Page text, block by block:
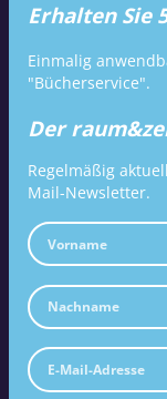
Erhalten Sie
Einmalig
"Bücherservice".
Der
Regelmäßig
Mail-Newsletter.